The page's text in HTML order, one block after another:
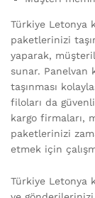
Türkiye Letonya
paketlerinizi
yaparak,
sunar. Panelvan
taşınması
filoları da
kargo firmaları,
paketlerinizi
etmek için
Türkiye Letonya